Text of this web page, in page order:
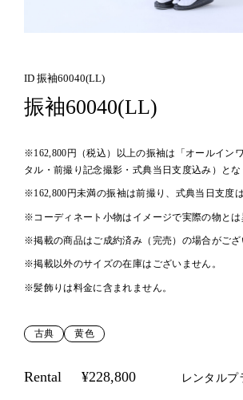
ID 振袖60040(LL)
振袖60040(LL)
※162,800円（税込）以上の振袖は「オールイン
タル・前撮り記念撮影・式典当日支度込み）とな
※162,800円未満の振袖は前撮り、式典当日支度
※コーディネート小物はイメージで実際の物とは
※掲載の商品はご成約済み（完売）の場合がござ
※掲載以外のサイズの在庫はございません。
※髪飾りは料金に含まれません。
古典 黄色
Rental ¥228,800 レンタルプ